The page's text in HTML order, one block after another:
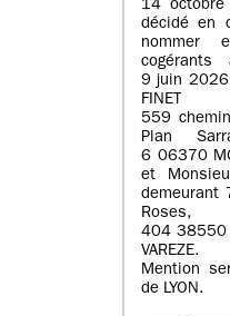
14
décidé en
nommer
9 juin 2026
FINET
559
Plan
6 06370
et
demeurant
404 38550
VAREZE.
Mention
de LYON.